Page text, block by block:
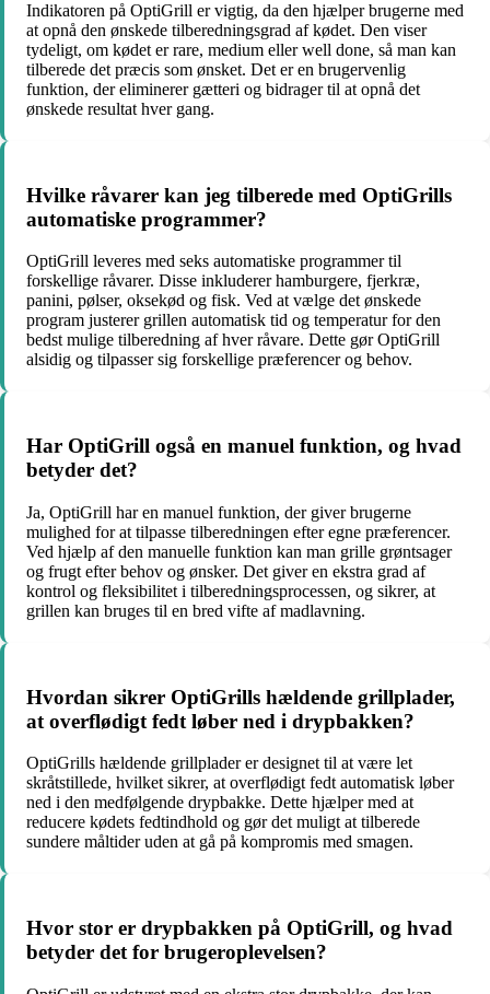
Indikatoren på OptiGrill er vigtig, da den hjælper brugerne med
at opnå den ønskede tilberedningsgrad af kødet. Den viser
tydeligt, om kødet er rare, medium eller well done, så man kan
tilberede det præcis som ønsket. Det er en brugervenlig
funktion, der eliminerer gætteri og bidrager til at opnå det
ønskede resultat hver gang.
Hvilke råvarer kan jeg tilberede med OptiGrills
automatiske programmer?
OptiGrill leveres med seks automatiske programmer til
forskellige råvarer. Disse inkluderer hamburgere, fjerkræ,
panini, pølser, oksekød og fisk. Ved at vælge det ønskede
program justerer grillen automatisk tid og temperatur for den
bedst mulige tilberedning af hver råvare. Dette gør OptiGrill
alsidig og tilpasser sig forskellige præferencer og behov.
Har OptiGrill også en manuel funktion, og hvad
betyder det?
Ja, OptiGrill har en manuel funktion, der giver brugerne
mulighed for at tilpasse tilberedningen efter egne præferencer.
Ved hjælp af den manuelle funktion kan man grille grøntsager
og frugt efter behov og ønsker. Det giver en ekstra grad af
kontrol og fleksibilitet i tilberedningsprocessen, og sikrer, at
grillen kan bruges til en bred vifte af madlavning.
Hvordan sikrer OptiGrills hældende grillplader,
at overflødigt fedt løber ned i drypbakken?
OptiGrills hældende grillplader er designet til at være let
skråtstillede, hvilket sikrer, at overflødigt fedt automatisk løber
ned i den medfølgende drypbakke. Dette hjælper med at
reducere kødets fedtindhold og gør det muligt at tilberede
sundere måltider uden at gå på kompromis med smagen.
Hvor stor er drypbakken på OptiGrill, og hvad
betyder det for brugeroplevelsen?